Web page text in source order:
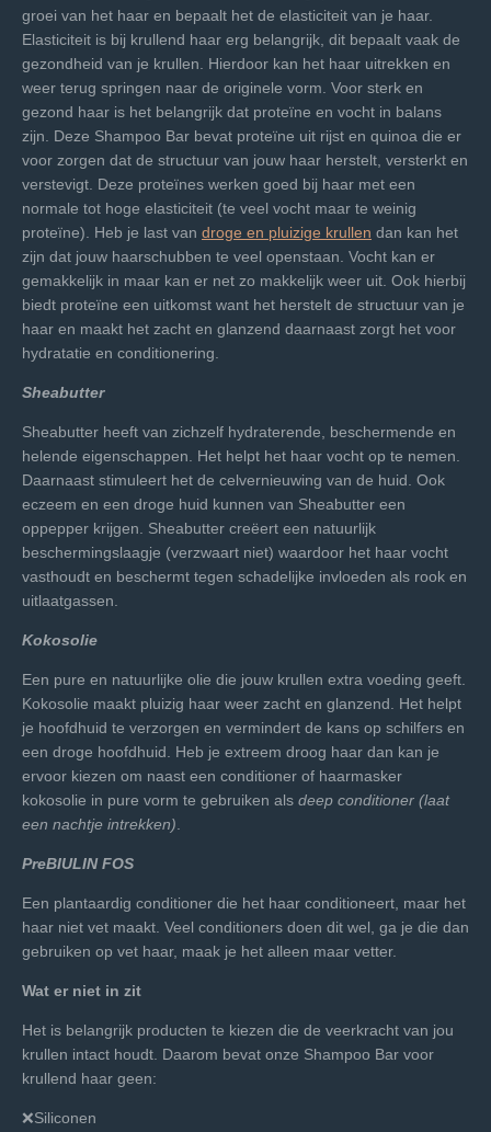
groei van het haar en bepaalt het de elasticiteit van je haar.
Elasticiteit is bij krullend haar erg belangrijk, dit bepaalt vaak de
gezondheid van je krullen. Hierdoor kan het haar uitrekken en
weer terug springen naar de originele vorm. Voor sterk en
gezond haar is het belangrijk dat proteïne en vocht in balans
zijn. Deze Shampoo Bar bevat proteïne uit rijst en quinoa die er
voor zorgen dat de structuur van jouw haar herstelt, versterkt en
verstevigt. Deze proteïnes werken goed bij haar met een
normale tot hoge elasticiteit (te veel vocht maar te weinig
proteïne). Heb je last van droge en pluizige krullen dan kan het
zijn dat jouw haarschubben te veel openstaan. Vocht kan er
gemakkelijk in maar kan er net zo makkelijk weer uit. Ook hierbij
biedt proteïne een uitkomst want het herstelt de structuur van je
haar en maakt het zacht en glanzend daarnaast zorgt het voor
hydratatie en conditionering.
Sheabutter
Sheabutter heeft van zichzelf hydraterende, beschermende en
helende eigenschappen. Het helpt het haar vocht op te nemen.
Daarnaast stimuleert het de celvernieuwing van de huid. Ook
eczeem en een droge huid kunnen van Sheabutter een
oppepper krijgen. Sheabutter creëert een natuurlijk
beschermingslaagje (verzwaart niet) waardoor het haar vocht
vasthoudt en beschermt tegen schadelijke invloeden als rook en
uitlaatgassen.
Kokosolie
Een pure en natuurlijke olie die jouw krullen extra voeding geeft.
Kokosolie maakt pluizig haar weer zacht en glanzend. Het helpt
je hoofdhuid te verzorgen en vermindert de kans op schilfers en
een droge hoofdhuid. Heb je extreem droog haar dan kan je
ervoor kiezen om naast een conditioner of haarmasker
kokosolie in pure vorm te gebruiken als deep conditioner (laat
een nachtje intrekken)
PreBIULIN FOS
Een plantaardig conditioner die het haar conditioneert, maar het
haar niet vet maakt. Veel conditioners doen dit wel, ga je die dan
gebruiken op vet haar, maak je het alleen maar vetter.
Wat er niet in zit
Het is belangrijk producten te kiezen die de veerkracht van jou
krullen intact houdt. Daarom bevat onze Shampoo Bar voor
krullend haar geen:
❌Siliconen